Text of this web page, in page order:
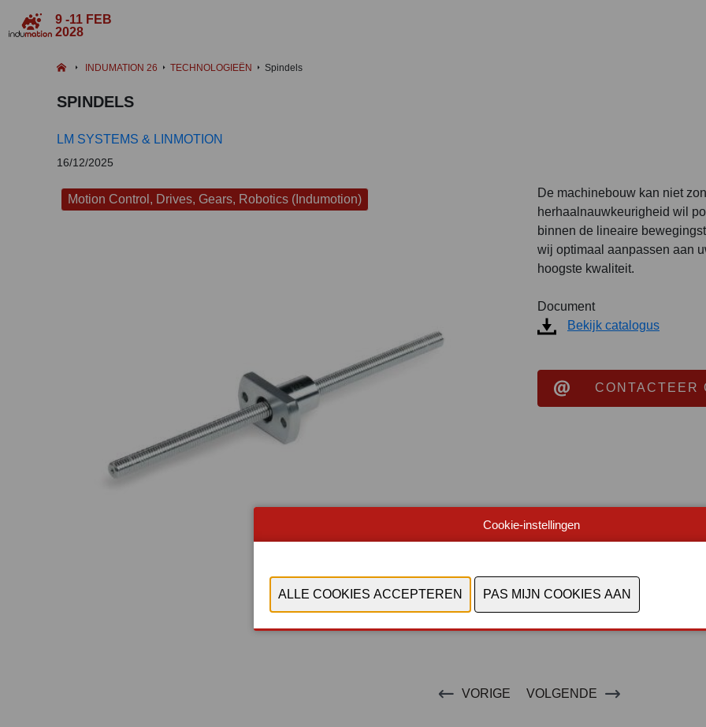
9 -11 FEB
2028
INDUMATION 26 TECHNOLOGIEËN Spindels
SPINDELS
Motion Control, Drives, Gears, Robotics (Indumotion)
LM SYSTEMS & LINMOTION
16/12/2025
De machinebouw kan niet
herhaalnauwkeurigheid wil
binnen de lineaire
wij optimaal aanpassen aan
hoogste kwaliteit.
Document
Bekijk catalogus
CONTACTEER
VORIGE VOLGENDE
Cookie-instellingen